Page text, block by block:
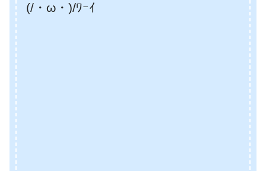
(/・ω・)/ﾜｰｲ